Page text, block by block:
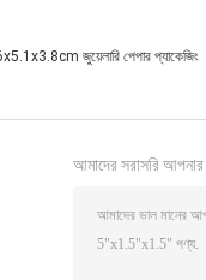
জুয়েলারি পেপার প্যাকেজিং
আমাদের সরাসরি